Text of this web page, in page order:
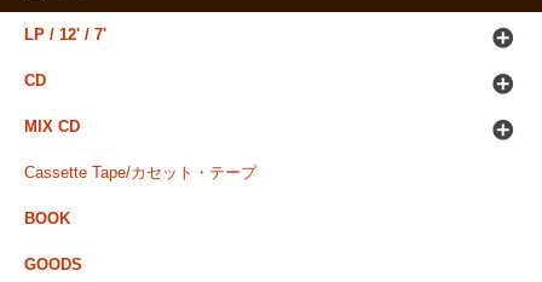
LP / 12' / 7'
CD
MIX CD
Cassette Tape/カセット・テープ
BOOK
GOODS